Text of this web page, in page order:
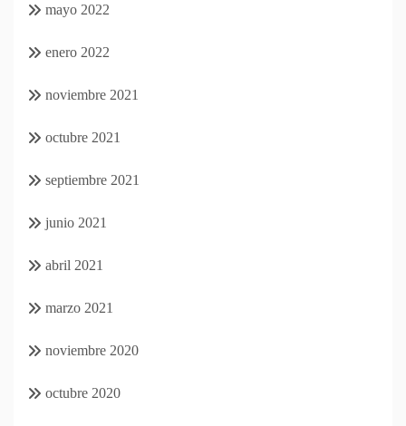
mayo 2022
enero 2022
noviembre 2021
octubre 2021
septiembre 2021
junio 2021
abril 2021
marzo 2021
noviembre 2020
octubre 2020